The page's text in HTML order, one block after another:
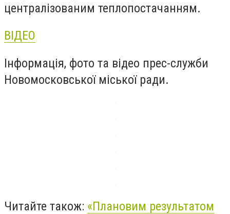
централізованим теплопостачанням.
ВІДЕО
Інформація, фото та відео прес-служби
Новомосковської міської ради.
Читайте також: «Плановим результатом